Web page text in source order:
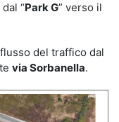
“Park G” verso il
del traffico dal
via Sorbanella.